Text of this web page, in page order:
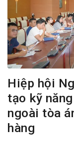
Hiệp hội
tạo kỹ
ngoài tòa
hàng